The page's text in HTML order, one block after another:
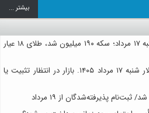
بيشتر ...
قیمت طلا، سکه و دلار امروز شنبه ۱۷ مرداد؛ سکه ۱۹۰ میلیون شد، طلای ۱۸ عیار
پیش بینی قیمت طلا، سکه و دلار شنبه ۱۷ مرداد ۱۴۰۵. بازار در انتظار تثبیت یا
پذیرفته‌شدگان از ۱۹ مرداد